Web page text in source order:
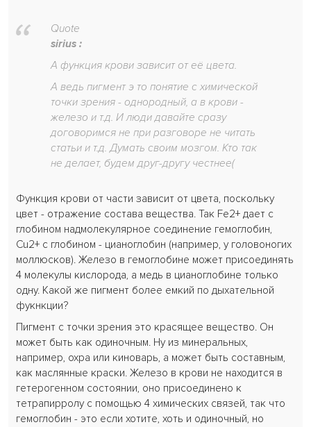
Quote
sirius :
А функция крови зависит от её цвета.
А ведь пигмент э то понятие с химической
точки зрения - однородный, а в крови -
железо и т.д. И люди давайте сразу
договоримся не при разговоре не читать
статьи и т.д. Думать своим мозгом. Кто так
не делает, будем друг-другу честнее(
Функция крови от части зависит от цвета, поскольку
цвет - отражение состава вещества. Так Fe2+ дает с
глобином надмолекулярное соединение гемоглобин,
Cu2+ с глобином - цианоглобин (например, у головоногих
моллюсков). Железо в гемоглобине может присоединять
4 молекулы кислорода, а медь в цианоглобине только
одну. Какой же пигмент более емкий по дыхательной
фукнкции?
Пигмент с точки зрения это красящее вещество. Он
может быть как одиночным. Ну из минеральных,
например, охра или киноварь, а может быть составным,
как маслянные краски. Железо в крови не находится в
гетерогенном состоянии, оно присоединено к
тетрапирролу с помощью 4 химических связей, так что
гемоглобин - это если хотите, хоть и одиночный, но